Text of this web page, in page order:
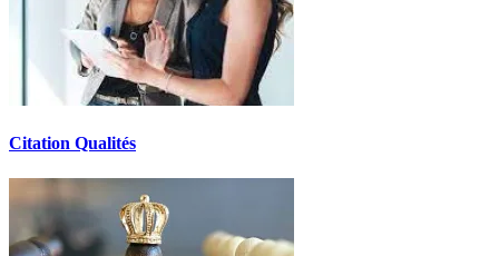
Citation Qualités